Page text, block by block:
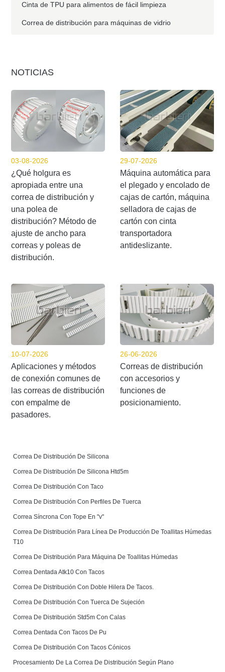
Cinta de TPU para alimentos de fácil limpieza
Correa de distribución para máquinas de vidrio
NOTICIAS
03-08-2026
¿Qué holgura es
apropiada entre una
correa de distribución y
una polea de
distribución? Método de
ajuste de ancho para
correas y poleas de
distribución.
29-07-2026
Máquina automática para
el plegado y encolado de
cajas de cartón, máquina
selladora de cajas de
cartón con cinta
transportadora
antideslizante.
10-07-2026
Aplicaciones y métodos
de conexión comunes de
las correas de distribución
con empalme de
pasadores.
26-06-2026
Correas de distribución
con accesorios y
funciones de
posicionamiento.
Correa De Distribución De Silicona
Correa De Distribución De Silicona Htd5m
Correa De Distribución Con Taco
Correa De Distribución Con Perfiles De Tuerca
Correa Síncrona Con Tope En "v"
Correa De Distribución Para Línea De Producción De Toallitas Húmedas
T10
Correa De Distribución Para Máquina De Toallitas Húmedas
Correa Dentada Atk10 Con Tacos
Correa De Distribución Con Doble Hilera De Tacos.
Correa De Distribución Con Tuerca De Sujeción
Correa De Distribución Std5m Con Calas
Correa Dentada Con Tacos De Pu
Correa De Distribución Con Tacos Cónicos
Procesamiento De La Correa De Distribución Según Plano